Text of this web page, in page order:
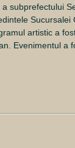
a subprefectului
Sucursalei
artistic a
Evenimentul a